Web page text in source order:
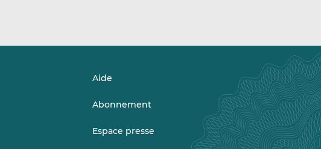
Aide
Abonnement
Espace presse